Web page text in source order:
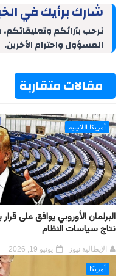
b
o
k
شارك برأيك في
نرحب بآرائكم
المسؤول واحترام الآخرين.
مقالات متقاربة
أمريكا اللاتينية
البرلمان الأوروبي يوافق على
نتاج سياسات النظام
الإيطالية نيوز يونيو 19, 2026
أمريكا